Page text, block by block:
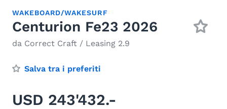
WAKEBOARD/WAKESURF
Centurion Fe23 2026
da Correct Craft / Leasing 2.9
Salva tra i preferiti
USD 243'432.-